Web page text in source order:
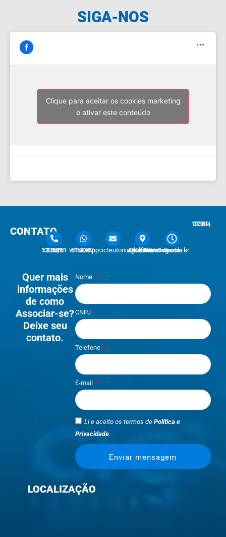
SIGA-NOS
Clique para aceitar os cookies marketing
e ativar este conteúdo
CONTATO
51 3762-1233 | 51 3762-1030 51 3762-1233 WhatsAppcicteutonia@cicteutonia.com.br
Rua Um Sul, 77 - Centro Administrativo Teutônia - RS Segunda - Sexta
7:30 - 12:00 | 13:30 - 17:30
Quer mais
informações
de como
Associar-se?
Deixe seu
contato.
Nome
CNPJ
Telefone
E-mail
Li e aceito os termos de Política e
Privacidade.
Enviar mensagem
LOCALIZAÇÃO